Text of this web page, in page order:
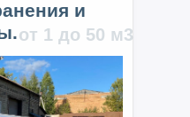
и
от 1 до 50 м3